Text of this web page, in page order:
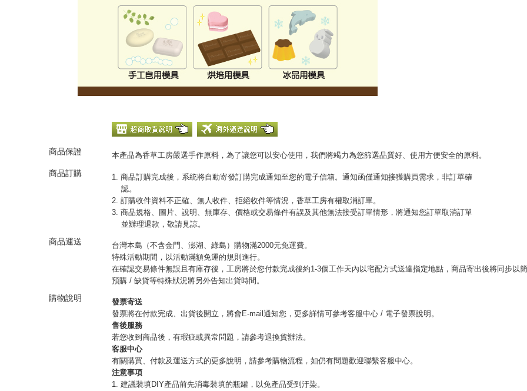
商品保證 本產品為香草工房嚴選手作原料，為了讓您可以安心使用，我們將竭力為您篩選品質好、使用方便安全的原料。
商品訂購
1. 商品訂購完成後，系統將自動寄發訂購完成通知至您的電子信箱。通知函僅通知接獲購買需求，非訂單確
認。
2. 訂購收件資料不正確、無人收件、拒絕收件等情況，香草工房有權取消訂單。
3. 商品規格、圖片、說明、無庫存、價格或交易條件有誤及其他無法接受訂單情形，將通知您訂單取消訂單
並辦理退款，敬請見諒。
商品運送
台灣本島（不含金門、澎湖、綠島）購物滿2000元免運費。
特殊活動期間，以活動滿額免運的規則進行。
在確認交易條件無誤且有庫存後，工房將於您付款完成後約1-3個工作天內以宅配方式送達指定地點，商品寄出後將同步以簡
預購 / 缺貨等特殊狀況將另外告知出貨時間。
購物說明
發票寄送
發票將在付款完成、出貨後開立，將會E-mail通知您，更多詳情可參考客服中心 / 電子發票說明。
售後服務
若您收到商品後，有瑕疵或異常問題，請參考退換貨辦法。
客服中心
有關購買、付款及運送方式的更多說明，請參考購物流程，如仍有問題歡迎聯繫客服中心。
注意事項
1. 建議裝填DIY產品前先消毒裝填的瓶罐，以免產品受到汙染。